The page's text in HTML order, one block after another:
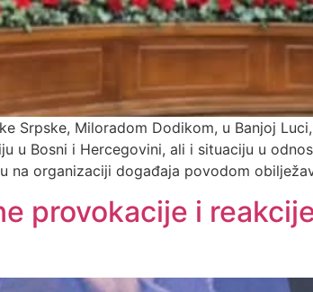
Srpske, Miloradom Dodikom, u Banjoj
u Bosni i Hercegovini, ali i situaciju u
na organizaciji događaja povodom
provokacije i